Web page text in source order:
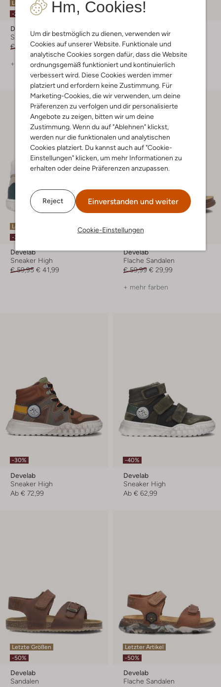
Hm, Cookies!
Um dir bestmöglich zu dienen, verwenden wir
Cookies auf unserer Website. Funktionale und
analytische Cookies sorgen dafür, dass die Website
ordnungsgemäß funktioniert und kontinuierlich
verbessert wird. Diese Cookies werden immer
platziert und erfordern keine Zustimmung. Für
Marketing-Cookies, die wir verwenden, um deine
Präferenzen zu verfolgen und dir personalisierte
Angebote zu zeigen, bitten wir um deine
Zustimmung. Wenn du auf "Ablehnen" klickst,
werden nur die funktionalen und analytischen
Cookies platziert. Du kannst auch auf "Cookie-
Einstellungen" klicken, um mehr Informationen zu
erhalten oder deine Präferenzen anzupassen.
Reject Einverstanden und weiter
Cookie-Einstellungen
Letzte Größen
-20%
Develab
Sneaker
€ 69,95 € 55,99
+ mehr farben
Letzter Artikel
-50%
Flache Sandalen
€ 59,99 € 29,99
+ mehr farben
Letzte Größen
-30%
Develab
Sneaker High
€ 59,95 € 41,99
Develab
Flache Sandalen
€ 59,99 € 29,99
+ mehr farben
-30%
Develab
Sneaker High
Ab € 72,99
-40%
Develab
Sneaker High
Ab € 62,99
Letzte Größen
-50%
Develab
Sandalen
Letzter Artikel
-50%
Develab
Flache Sandalen